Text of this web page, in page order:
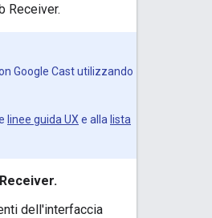
Receiver.
Google Cast utilizzando
linee guida UX e alla lista
dell'interfaccia